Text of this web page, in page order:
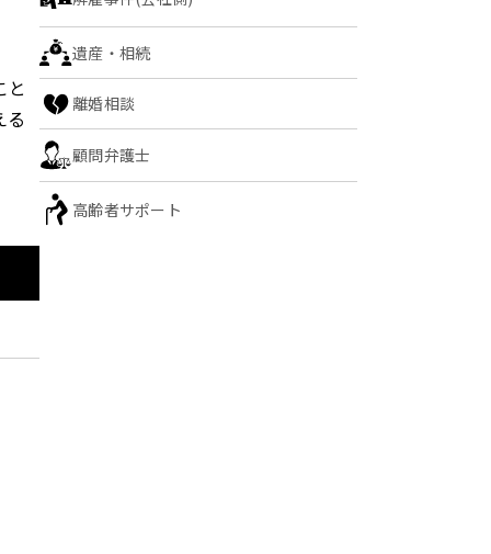
と
る
遺産・相続
離婚相談
顧問弁護士
高齢者サポート